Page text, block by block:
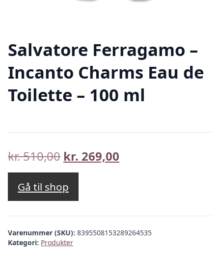
Salvatore Ferragamo –
Incanto Charms Eau de
Toilette – 100 ml
kr.510,00 Den
oprindelige
pris
var:
kr. 510,00.
kr. 269,00
kr. 269,00.
Gå til shop
Varenummer (SKU): 8395508153289264535
Kategori: Produkter